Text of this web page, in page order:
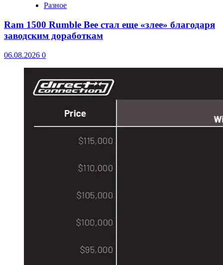
Разное
Ram 1500 Rumble Bee стал еще «злее» благодаря
заводским доработкам
06.08.2026 0